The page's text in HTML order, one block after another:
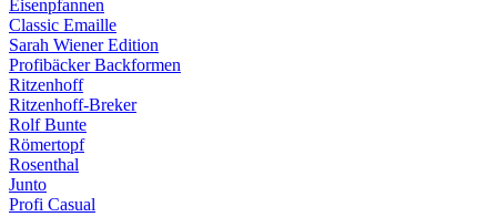
Eisenpfannen
Classic Emaille
Sarah Wiener Edition
Profibäcker Backformen
Ritzenhoff
Ritzenhoff-Breker
Rolf Bunte
Römertopf
Rosenthal
Junto
Profi Casual